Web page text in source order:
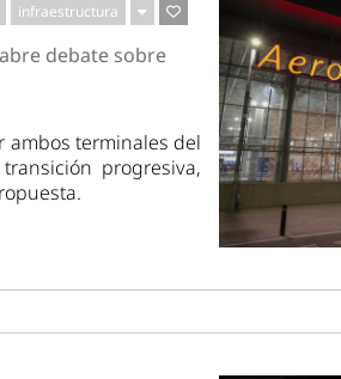
infraestructura
debate sobre
ambos terminales del
progresiva,